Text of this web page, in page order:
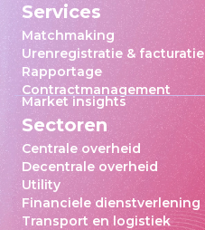
Services
Matchmaking
Urenregistratie & facturatie
Rapportage
Contractmanagement
Market insights
Sectoren
Centrale overheid
Decentrale overheid
Utility
Financiele dienstverlening
Transport en logistiek